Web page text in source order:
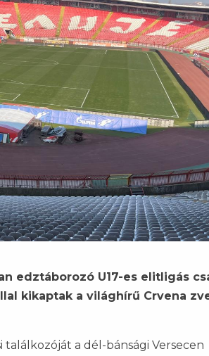
edztáborozó U17-es elitligás
kikaptak a világhírű Crvena
a dél-bánsági Versecen